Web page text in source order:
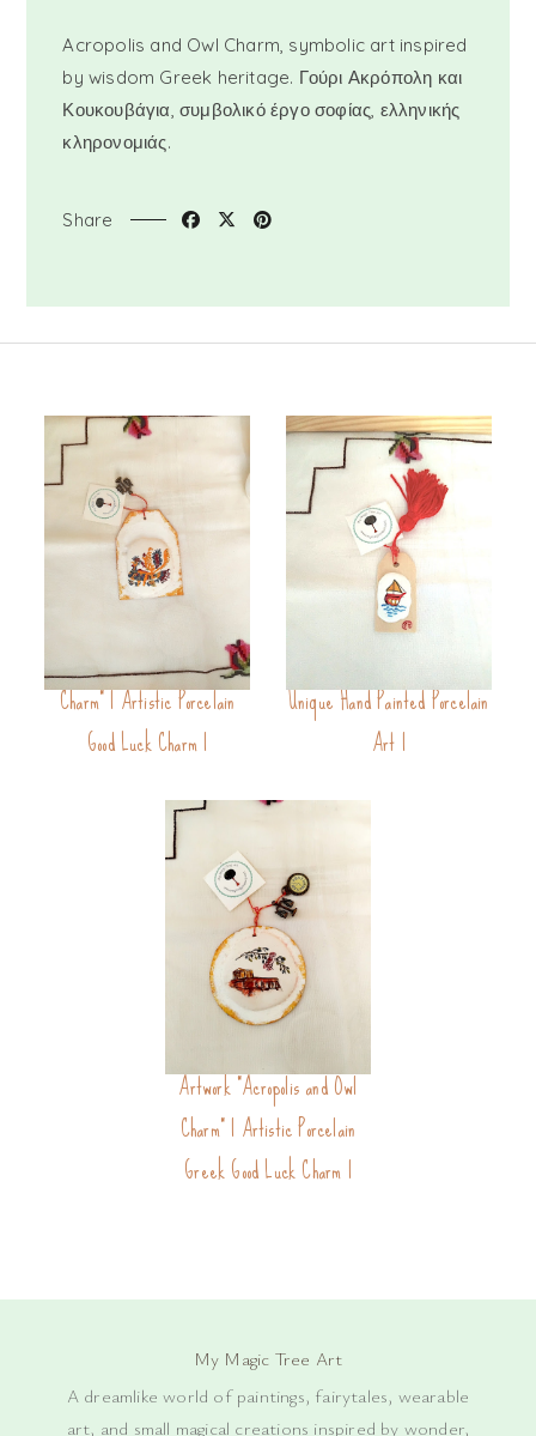
Acropolis and Owl Charm, symbolic art inspired
by wisdom Greek heritage. Γούρι Ακρόπολη και
Κουκουβάγια, συμβολικό έργο σοφίας, ελληνικής
κληρονομιάς.
Share
Folklore Artwork "Rooster
Charm" | Artistic Porcelain
Good Luck Charm |
Poetic Charm: Boat Charm V |
Unique Hand Painted Porcelain
Art |
Artwork "Acropolis and Owl
Charm" | Artistic Porcelain
Greek Good Luck Charm |
My Magic Tree Art
A dreamlike world of paintings, fairytales, wearable
art, and small magical creations inspired by wonder,